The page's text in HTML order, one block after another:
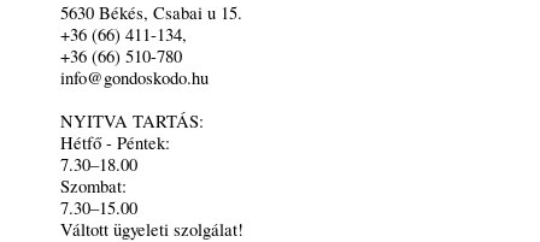
5630 Békés, Csabai u 15.
+36 (66) 411-134,
+36 (66) 510-780
info@gondoskodo.hu
NYITVA TARTÁS:
Hétfő - Péntek:
7.30–18.00
Szombat:
7.30–15.00
Váltott ügyeleti szolgálat!